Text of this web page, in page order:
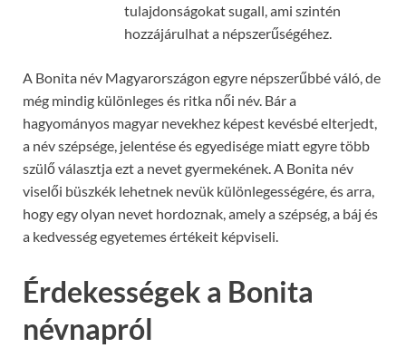
tulajdonságokat sugall, ami szintén
hozzájárulhat a népszerűségéhez.
A Bonita név Magyarországon egyre népszerűbbé váló, de
még mindig különleges és ritka női név. Bár a
hagyományos magyar nevekhez képest kevésbé elterjedt,
a név szépsége, jelentése és egyedisége miatt egyre több
szülő választja ezt a nevet gyermekének. A Bonita név
viselői büszkék lehetnek nevük különlegességére, és arra,
hogy egy olyan nevet hordoznak, amely a szépség, a báj és
a kedvesség egyetemes értékeit képviseli.
Érdekességek a Bonita
névnapról